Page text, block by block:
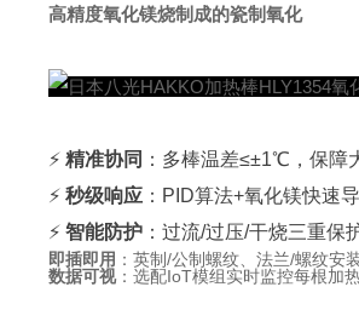
高精度氧化镁烧制成的瓷制氧化
⚡精准协同 ：多棒温差≤±1℃，保障
⚡秒级响应 ：PID算法+氧化镁快速
⚡智能防护 ：过流/过压/干烧三重
即插即用 ：英制/公制螺纹、法兰/螺纹安
数据可视：选配IoT模组实时监控每根加